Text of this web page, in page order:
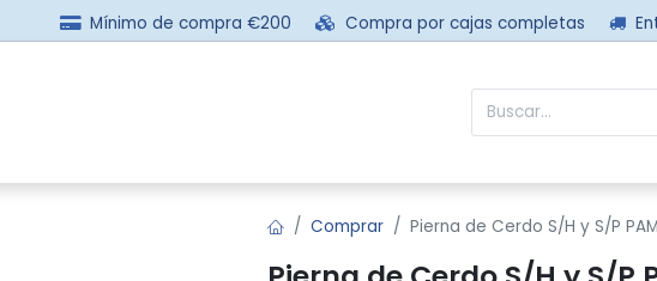
Mínimo de compra €200 Compra por cajas completas
Contáctanos
Comprar Pierna de Cerdo S/H y S/P